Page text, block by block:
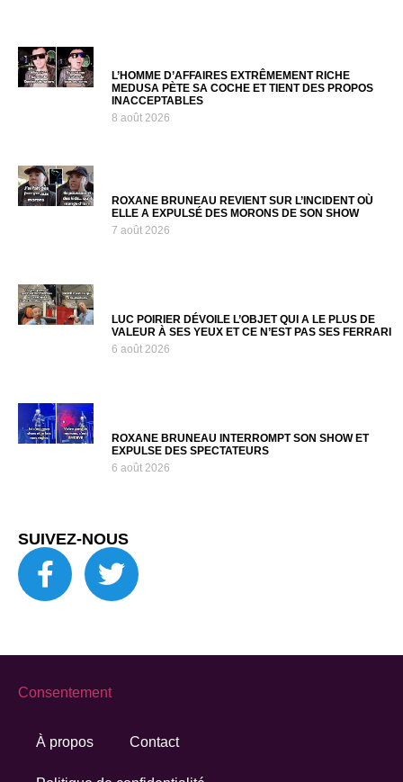
L’HOMME D’AFFAIRES EXTRÊMEMENT RICHE
MEDUSA PÈTE SA COCHE ET TIENT DES PROPOS
INACCEPTABLES
8 août 2026
ROXANE BRUNEAU REVIENT SUR L’INCIDENT OÙ
ELLE A EXPULSÉ DES MORONS DE SON SHOW
7 août 2026
LUC POIRIER DÉVOILE L’OBJET QUI A LE PLUS DE
VALEUR À SES YEUX ET CE N’EST PAS SES FERRARI
6 août 2026
ROXANE BRUNEAU INTERROMPT SON SHOW ET
EXPULSE DES SPECTATEURS
6 août 2026
SUIVEZ-NOUS
À propos Contact
Consentement